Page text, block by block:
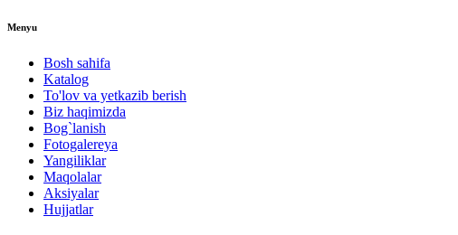
Menyu
Bosh sahifa
Katalog
To'lov va yetkazib berish
Biz haqimizda
Bog`lanish
Fotogalereya
Yangiliklar
Maqolalar
Aksiyalar
Hujjatlar